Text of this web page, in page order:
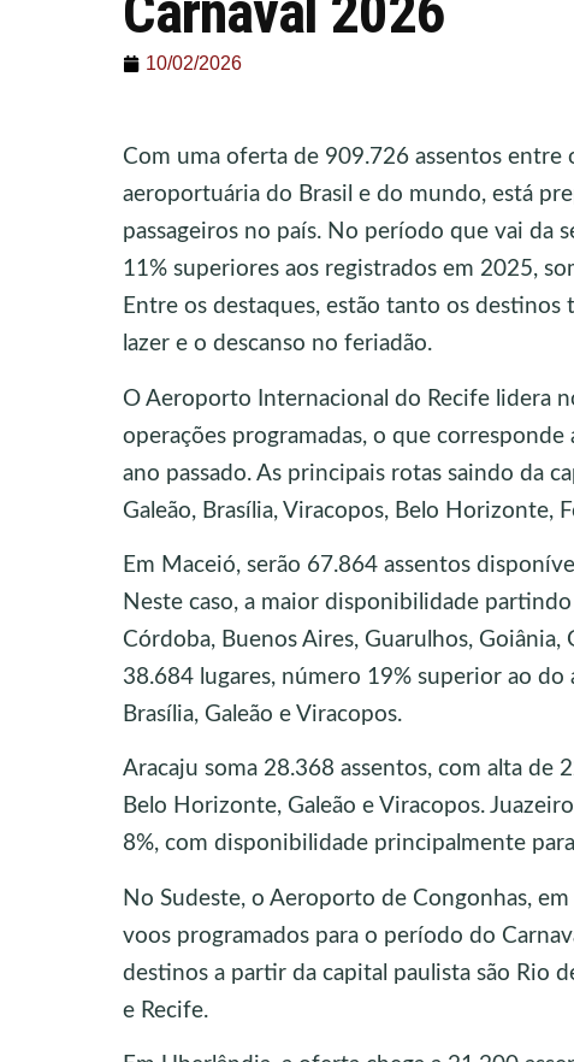
10/02/2026
Com uma oferta de 909.726 assentos entre
aeroportuária do Brasil e do mundo, está
passageiros no país. No período que vai da
11% superiores aos registrados em 2025,
Entre os destaques, estão tanto os
lazer e o descanso no feriadão.
O Aeroporto Internacional do Recife lidera
operações programadas, o que
ano passado. As principais rotas saindo da
Galeão, Brasília, Viracopos, Belo Horizonte,
Em Maceió, serão 67.864 assentos
Neste caso, a maior disponibilidade
Córdoba, Buenos Aires, Guarulhos,
38.684 lugares, número 19% superior ao
Brasília, Galeão e Viracopos.
Aracaju soma 28.368 assentos, com alta de
Belo Horizonte, Galeão e Viracopos.
8%, com disponibilidade principalmente
No Sudeste, o Aeroporto de Congonhas,
voos programados para o período do
destinos a partir da capital paulista são Rio
e Recife.